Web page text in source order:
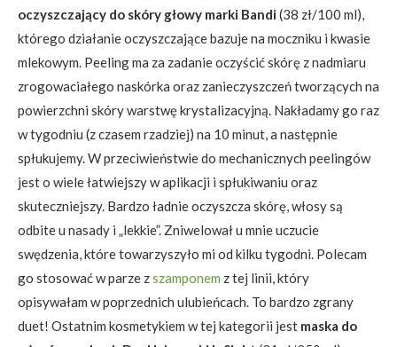
oczyszczający do skóry głowy marki Bandi (38 zł/100 ml),
którego działanie oczyszczające bazuje na moczniku i kwasie
mlekowym. Peeling ma za zadanie oczyścić skórę z nadmiaru
zrogowaciałego naskórka oraz zanieczyszczeń tworzących na
powierzchni skóry warstwę krystalizacyjną. Nakładamy go raz
w tygodniu (z czasem rzadziej) na 10 minut, a następnie
spłukujemy. W przeciwieństwie do mechanicznych peelingów
jest o wiele łatwiejszy w aplikacji i spłukiwaniu oraz
skuteczniejszy. Bardzo ładnie oczyszcza skórę, włosy są
odbite u nasady i „lekkie”. Zniwelował u mnie uczucie
swędzenia, które towarzyszyło mi od kilku tygodni. Polecam
go stosować w parze zszamponem z tej linii, który
opisywałam w poprzednich ulubieńcach. To bardzo zgrany
duet! Ostatnim kosmetykiem w tej kategorii jest maska do